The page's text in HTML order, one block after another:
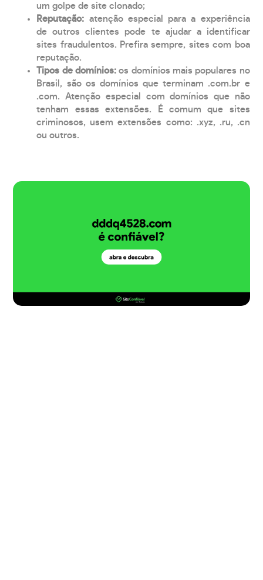
um golpe de site clonado;
Reputação: atenção especial para a experiência
de outros clientes pode te ajudar a identificar
sites fraudulentos. Prefira sempre, sites com boa
reputação.
Tipos de domínios:os domínios mais populares no
Brasil, são os domínios que terminam .com.br e
.com. Atenção especial com domínios que não
tenham essas extensões. É comum que sites
criminosos, usem extensões como: .xyz, .ru, .cn
ou outros.